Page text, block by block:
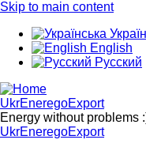
Skip to main content
English
Русский
UkrEneregoExport
Energy without problems
UkrEneregoExport